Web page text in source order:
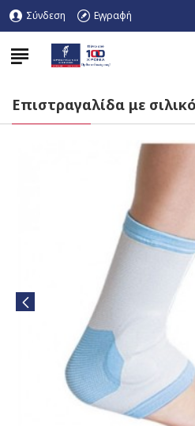
Σύνδεση Εγγραφή
Επιστραγαλίδα με